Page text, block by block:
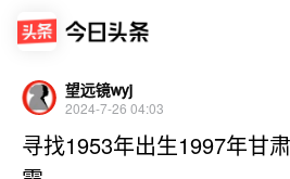
望远镜wyj
2024-7-26 04:03
寻找1953年出生1997年甘